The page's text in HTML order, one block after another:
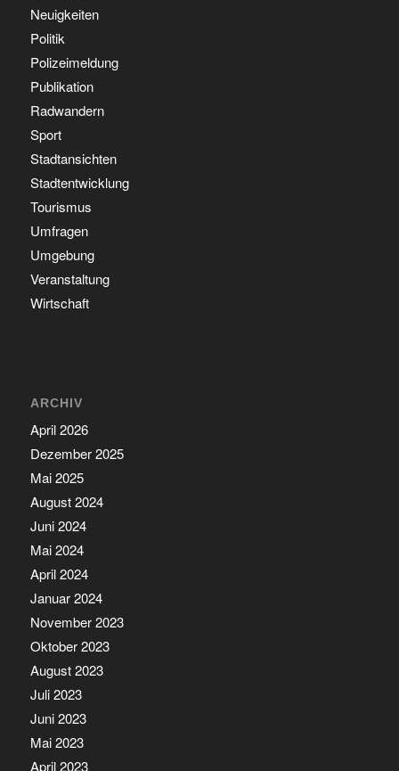
Neuigkeiten
Politik
Polizeimeldung
Publikation
Radwandern
Sport
Stadtansichten
Stadtentwicklung
Tourismus
Umfragen
Umgebung
Veranstaltung
Wirtschaft
ARCHIV
April 2026
Dezember 2025
Mai 2025
August 2024
Juni 2024
Mai 2024
April 2024
Januar 2024
November 2023
Oktober 2023
August 2023
Juli 2023
Juni 2023
Mai 2023
April 2023